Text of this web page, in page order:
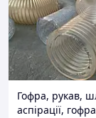
Гофра, рукав,
аспірації, гофра